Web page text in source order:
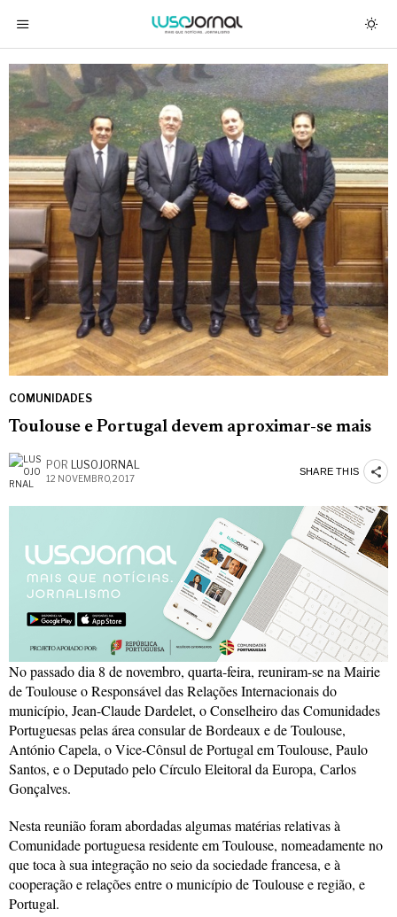
COMUNIDADES
Toulouse e Portugal devem aproximar-se mais
POR LUSOJORNAL
12 NOVEMBRO, 2017
SHARE THIS
No passado dia 8 de novembro, quarta-feira, reuniram-se na Mairie
de Toulouse o Responsável das Relações Internacionais do
município, Jean-Claude Dardelet, o Conselheiro das Comunidades
Portuguesas pelas área consular de Bordeaux e de Toulouse,
António Capela, o Vice-Cônsul de Portugal em Toulouse, Paulo
Santos, e o Deputado pelo Círculo Eleitoral da Europa, Carlos
Gonçalves.
Nesta reunião foram abordadas algumas matérias relativas à
Comunidade portuguesa residente em Toulouse, nomeadamente no
que toca à sua integração no seio da sociedade francesa, e à
cooperação e relações entre o município de Toulouse e região, e
Portugal.